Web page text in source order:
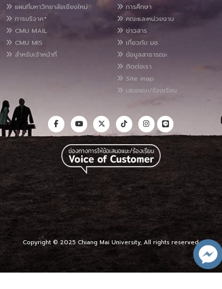
แผนที่มหาวิทยาลัยเชียงใหม่
การบริจาค*
CMU MAIL
CMU MIS
สำหรับเจ้าหน้าที่
การศึกษา
คณะและหน่วยงาน
ข่าวสาร
เกี่ยวกับ มช.
ข้อมูลสาธารณะ
ติดต่อเรา
Site map
เสนอแนะ/ร้องเรียน
Copyright © 2025 Chiang Mai University, All rights reserved.